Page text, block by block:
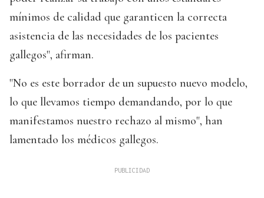
mínimos de calidad que garanticen la correcta
asistencia de las necesidades de los pacientes
gallegos", afirman.
"No es este borrador de un supuesto nuevo modelo,
lo que llevamos tiempo demandando, por lo que
manifestamos nuestro rechazo al mismo", han
lamentado los médicos gallegos.